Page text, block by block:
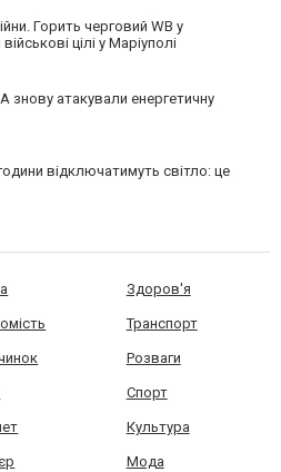
Горить черговий WB у
цілі у Маріуполі
знову атакували енергетичну
відключатимуть світло: це
Здоров'я
Транспорт
Розваги
Спорт
Культура
Мода